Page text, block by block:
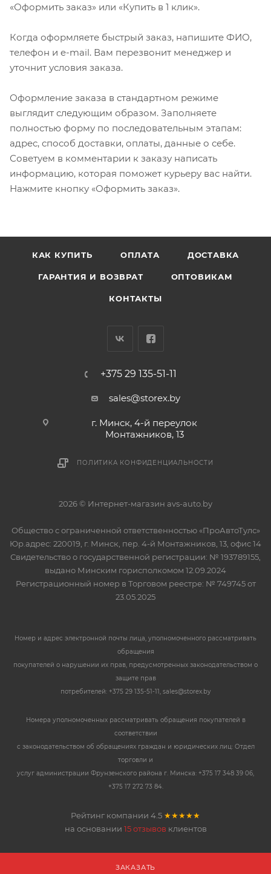
ЗАКАЗАТЬ
«Оформить заказ» или «Купить в 1 клик».
Когда оформляете быстрый заказ, напишите ФИО,
телефон и e-mail. Вам перезвонит менеджер и
уточнит условия заказа.
Оформление заказа в стандартном режиме
выглядит следующим образом. Заполняете
полностью форму по последовательным этапам:
адрес, способ доставки, оплаты, данные о себе.
Советуем в комментарии к заказу написать
информацию, которая поможет курьеру вас найти.
Нажмите кнопку «Оформить заказ».
КАК КУПИТЬ ОПЛАТА ДОСТАВКА
ГАРАНТИЯ И ВОЗВРАТ ОПТОВИКАМ
КОНТАКТЫ
+375 29 135-51-11
sales@storex.by
г. Минск, 4-й переулок
Монтажников, 13
ПОЛИТИКА КОНФИДЕНЦИАЛЬНОСТИ
2026 © Интернет-магазин avs-auto.by
Общество с ограниченной ответственностью «ПроАвтоТулс»
Юр.адрес: 220019, г. Минск, пер. 4-й Монтажников, 13, офис 14
Свидетельство о государственной регистрации: № 193789155,
выдано Минским горисполкомом 12.09.2024
Регистрационный номер в Торговом реестре: № 749745 от
23.05.2025
Номер и адрес электронной почты лица, уполномоченного рассматривать
обращения
покупателей о нарушении их прав, предусмотренных законодательством о
защите прав
потребителей: +375 29 135-51-11, sales@storex.by
Номера уполномоченных рассматривать обращения покупателей в
соответствии
с законодательством об обращениях граждан и юридических лиц: Отдел
торговли и
услуг администрации Фрунзенского района г. Минска: +375 17 348 39 06,
+375 17 272 73 84.
Рейтинг компании 4.5 ★★★★★
на основании 15 отзывов клиентов